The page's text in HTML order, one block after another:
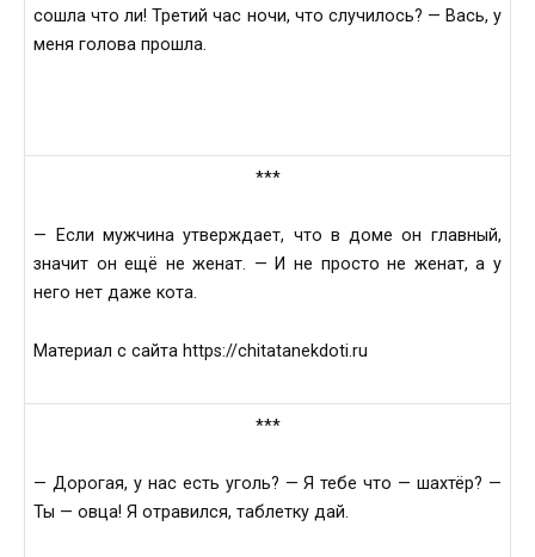
сошла что ли! Третий час ночи, что случилось? — Вась, у
меня голова прошла.
***
— Если мужчина утверждает, что в доме он главный,
значит он ещё не женат. — И не просто не женат, а у
него нет даже кота.
Материал с сайта https://chitatanekdoti.ru
***
— Дорогая, у нас есть уголь? — Я тебе что — шахтёр? —
Ты — овца! Я отравился, таблетку дай.